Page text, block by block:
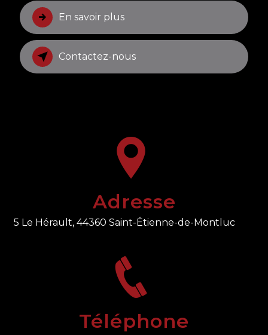
En savoir plus
Contactez-nous
Adresse
5 Le Hérault, 44360 Saint-Étienne-de-Montluc
Téléphone